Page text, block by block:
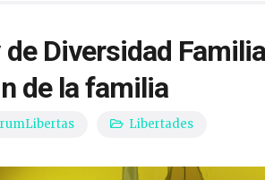
de Diversidad
de la familia
Libertades